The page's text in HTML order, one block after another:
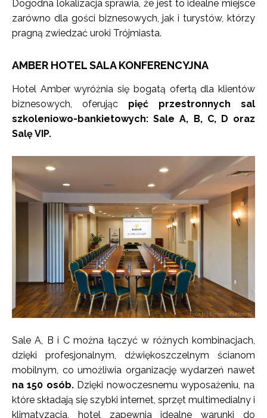
Dogodna lokalizacja sprawia, że jest to idealne miejsce
zarówno dla gości biznesowych, jak i turystów, którzy
pragną zwiedzać uroki Trójmiasta.
AMBER HOTEL SALA KONFERENCYJNA
Hotel Amber wyróżnia się bogatą ofertą dla klientów
biznesowych, oferując pięć przestronnych sal
szkoleniowo-bankietowych: Sale A, B, C, D oraz
Salę VIP.
Sale A, B i C można łączyć w różnych kombinacjach,
dzięki profesjonalnym, dźwiękoszczelnym ścianom
mobilnym, co umożliwia organizację wydarzeń nawet
na 150 osób.Dzięki nowoczesnemu wyposażeniu, na
które składają się szybki internet, sprzęt multimedialny i
klimatyzacja, hotel zapewnia idealne warunki do